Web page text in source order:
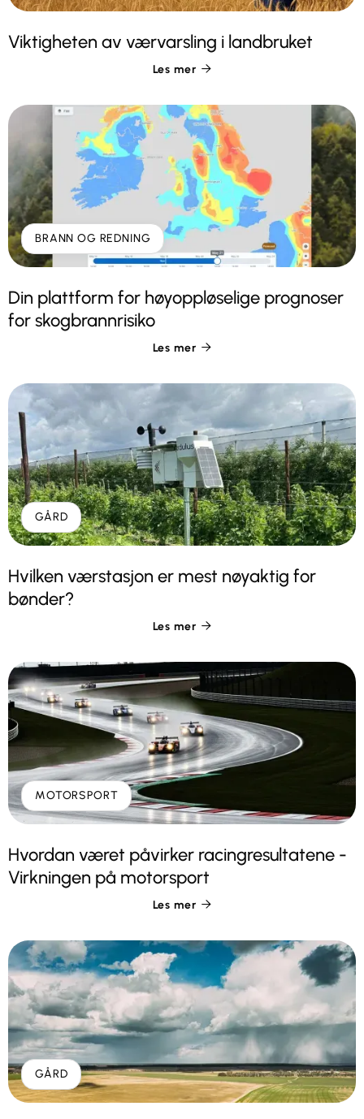
Viktigheten av værvarsling i landbruket
Les mer 
BRANN OG REDNING
Din plattform for høyoppløselige prognoser
for skogbrannrisiko
Les mer 
GÅRD
Hvilken værstasjon er mest nøyaktig for
bønder?
Les mer 
MOTORSPORT
Hvordan været påvirker racingresultatene -
Virkningen på motorsport
Les mer 
GÅRD